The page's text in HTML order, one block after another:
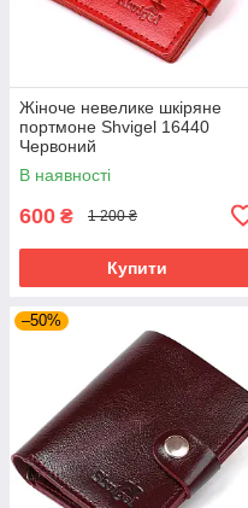
Жіноче невелике шкіряне
портмоне Shvigel 16440
Червоний
В наявності
600 ₴ 1 200 ₴
Купити
–50%